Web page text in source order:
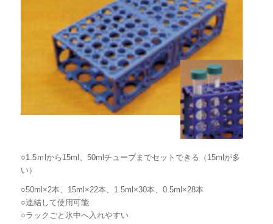
○1.5ｍlから15ml、50mlチューブまでセットできる（15mlが多
い）
○50ml×2本、15ml×22本、1.5ml×30本、0.5ml×28本
○連結して使用可能
○ラックごと氷中へ入れやすい